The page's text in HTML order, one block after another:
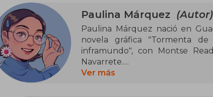
Paulina Márquez (Autor)
Paulina Márquez nació en
novela gráfica "Tormenta
inframundo", con Montse
Navarrete.
Ver más